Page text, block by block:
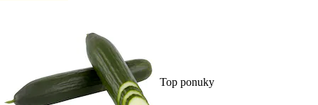
Top ponuky